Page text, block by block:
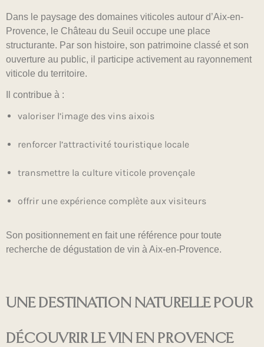
Dans le paysage des domaines viticoles autour d’Aix-en-
Provence, le Château du Seuil occupe une place
structurante. Par son histoire, son patrimoine classé et son
ouverture au public, il participe activement au rayonnement
viticole du territoire.
Il contribue à :
valoriser l’image des vins aixois
renforcer l’attractivité touristique locale
transmettre la culture viticole provençale
offrir une expérience complète aux visiteurs
Son positionnement en fait une référence pour toute
recherche de dégustation de vin à Aix-en-Provence.
UNE DESTINATION NATURELLE POUR
DÉCOUVRIR LE VIN EN PROVENCE